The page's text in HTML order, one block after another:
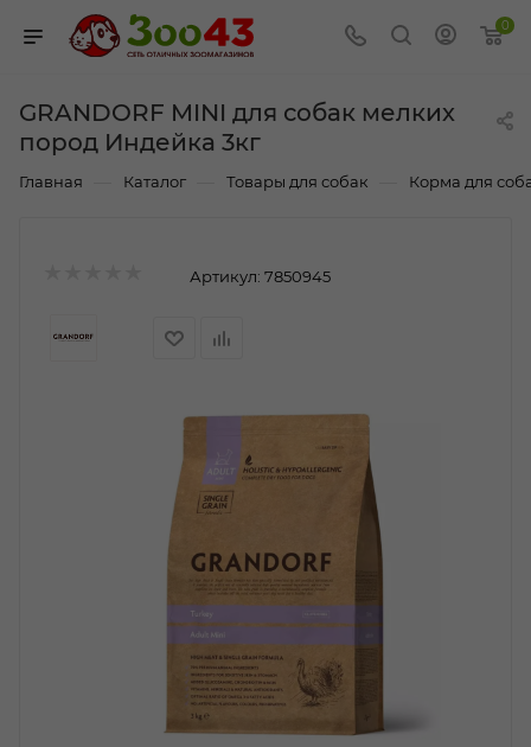
0
GRANDORF MINI для собак мелких
пород Индейка 3кг
Главная Каталог Товары для собак Корма для
Артикул: 7850945